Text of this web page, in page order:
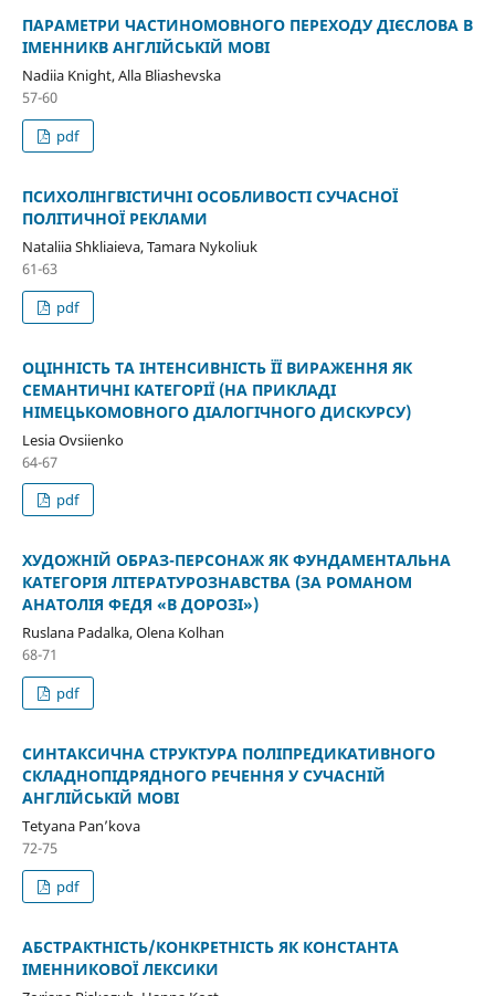
ПАРАМЕТРИ ЧАСТИНОМОВНОГО ПЕРЕХОДУ ДІЄСЛОВА В
ІМЕННИКВ АНГЛІЙСЬКІЙ МОВІ
Nadiia Knight, Alla Bliashevska
57-60
pdf
ПСИХОЛІНГВІСТИЧНІ ОСОБЛИВОСТІ СУЧАСНОЇ
ПОЛІТИЧНОЇ РЕКЛАМИ
Nataliia Shkliaieva, Tamara Nykoliuk
61-63
pdf
ОЦІННІСТЬ ТА ІНТЕНСИВНІСТЬ ЇЇ ВИРАЖЕННЯ ЯК
СЕМАНТИЧНІ КАТЕГОРІЇ (НА ПРИКЛАДІ
НІМЕЦЬКОМОВНОГО ДІАЛОГІЧНОГО ДИСКУРСУ)
Lesia Ovsiienko
64-67
pdf
ХУДОЖНІЙ ОБРАЗ-ПЕРСОНАЖ ЯК ФУНДАМЕНТАЛЬНА
КАТЕГОРІЯ ЛІТЕРАТУРОЗНАВСТВА (ЗА РОМАНОМ
АНАТОЛІЯ ФЕДЯ «В ДОРОЗІ»)
Ruslana Padalka, Olena Kolhan
68-71
pdf
СИНТАКСИЧНА СТРУКТУРА ПОЛІПРЕДИКАТИВНОГО
СКЛАДНОПІДРЯДНОГО РЕЧЕННЯ У СУЧАСНІЙ
АНГЛІЙСЬКІЙ МОВІ
Tetyana Pan’kova
72-75
pdf
АБСТРАКТНІСТЬ/КОНКРЕТНІСТЬ ЯК КОНСТАНТА
ІМЕННИКОВОЇ ЛЕКСИКИ